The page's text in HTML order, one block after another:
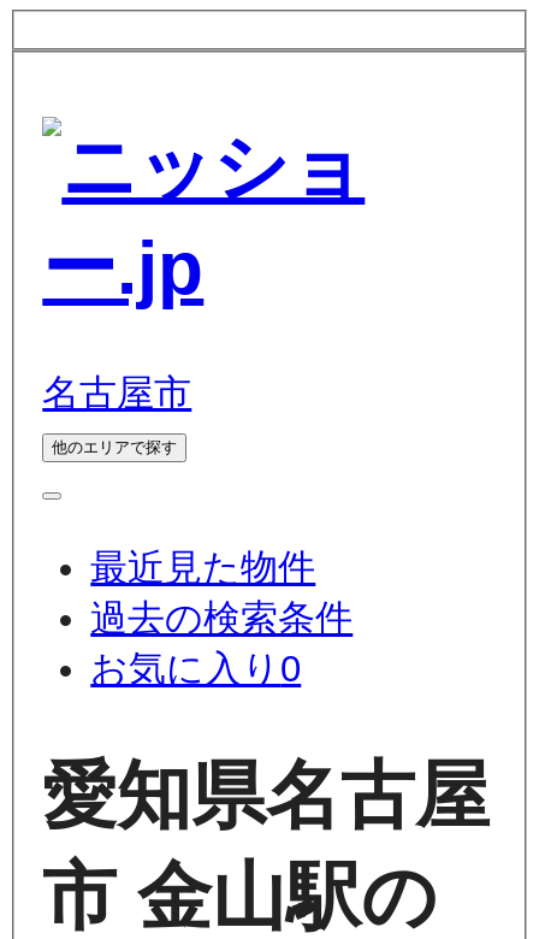
名古屋市
他のエリアで探す
最近見た物件
過去の検索条件
お気に入り 0
愛知県名古屋
市 金山駅の